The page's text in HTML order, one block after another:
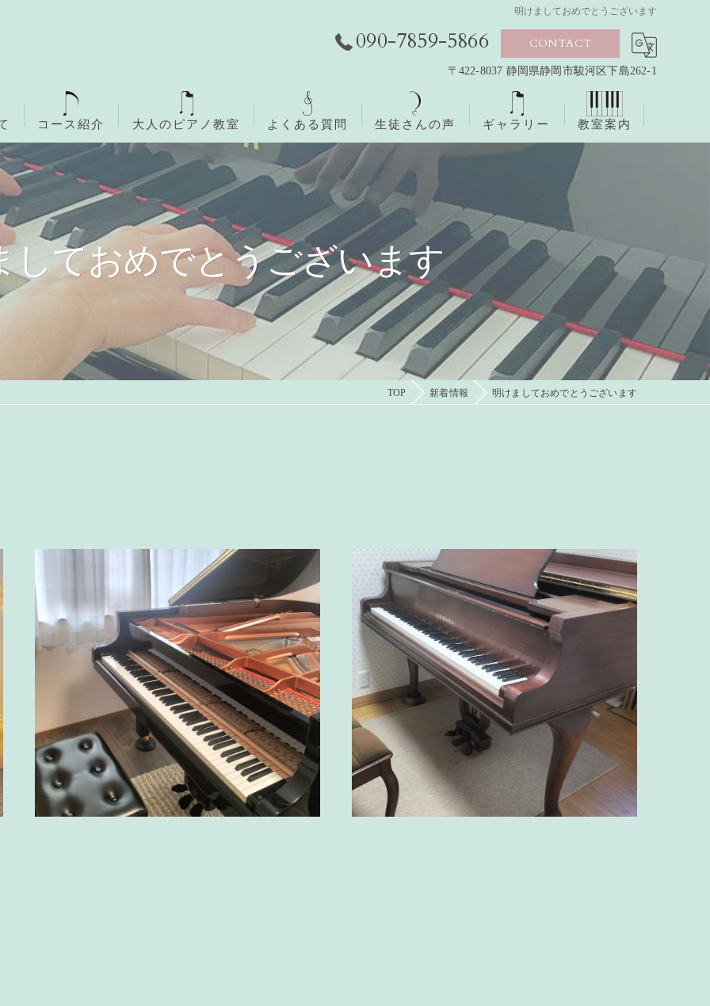
明けましておめでとうございます
090-7859-5866 CONTACT
〒422-8037 静岡県静岡市駿河区下島262-1
コース紹介
無料体験レッスン
ご入会までの流れ
大人のピアノ教室 よくある質問 生徒さんの声 ギャラリー 教室案内
しておめでとうございます
TOP 新着情報 明けましておめでとうございます